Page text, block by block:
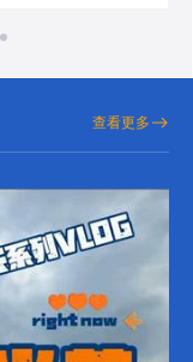
查看更多